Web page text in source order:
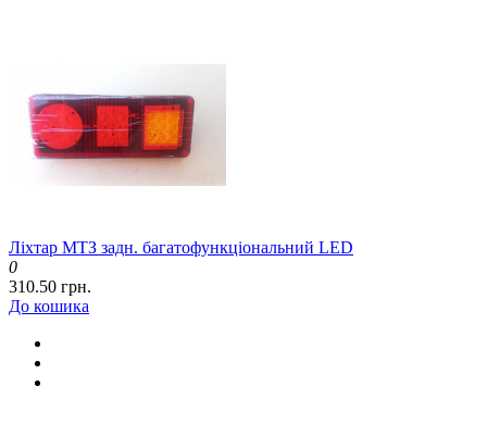
Ліхтар МТЗ задн. багатофункціональний LED
0
310.50 грн.
До кошика